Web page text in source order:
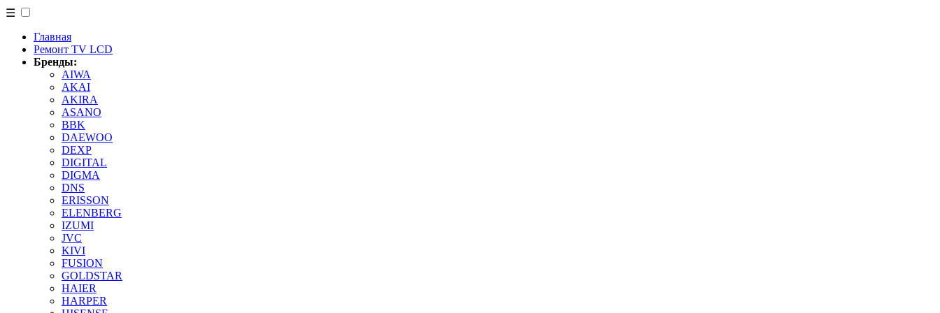
☰
Главная
Ремонт TV LCD
Бренды:
AIWA
AKAI
AKIRA
ASANO
BBK
DAEWOO
DEXP
DIGITAL
DIGMA
DNS
ERISSON
ELENBERG
IZUMI
JVC
KIVI
FUSION
GOLDSTAR
HAIER
HARPER